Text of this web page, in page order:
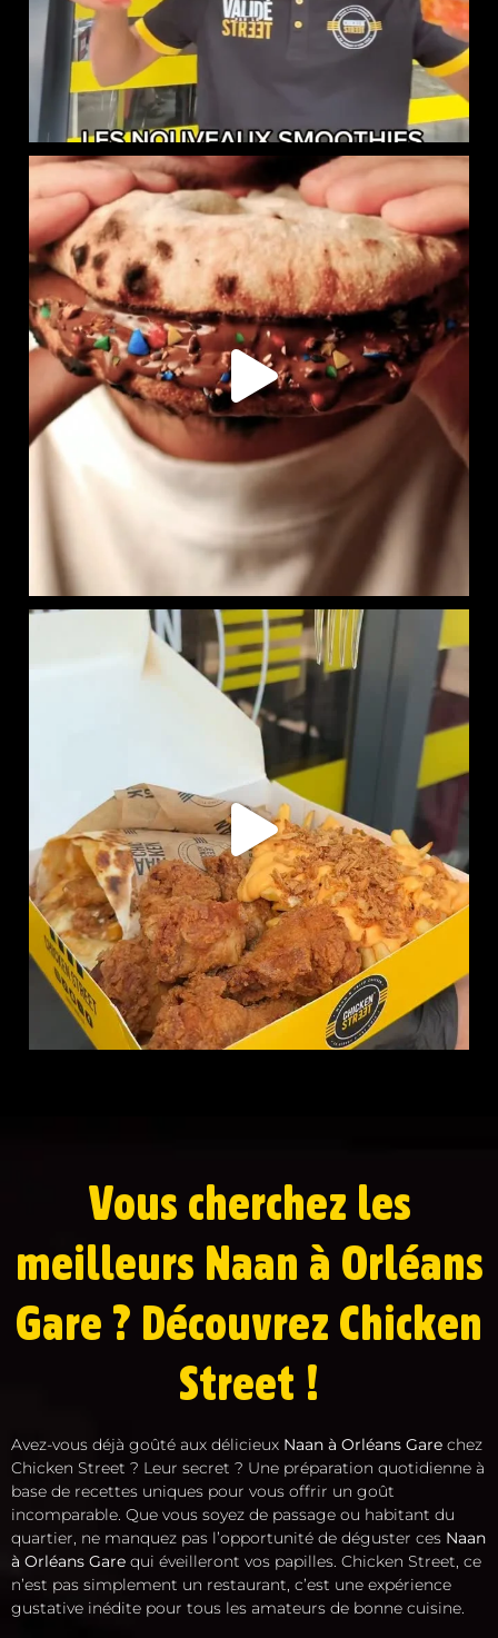
LE NAAN SUCRÉ EST DISPONIBLE CHEZ CHICKEN STREET
105 36
RITCHIE BOX DISPONIBLE EN LIVRAISON :
SUR...
737 7
Vous cherchez les
meilleurs Naan à Orléans
Gare ? Découvrez Chicken
Street !
Avez-vous déjà goûté aux délicieux Naan à Orléans Gare chez
Chicken Street ? Leur secret ? Une préparation quotidienne à
base de recettes uniques pour vous offrir un goût
incomparable. Que vous soyez de passage ou habitant du
quartier, ne manquez pas l’opportunité de déguster ces Naan
à Orléans Gare qui éveilleront vos papilles. Chicken Street, ce
n’est pas simplement un restaurant, c’est une expérience
gustative inédite pour tous les amateurs de bonne cuisine.